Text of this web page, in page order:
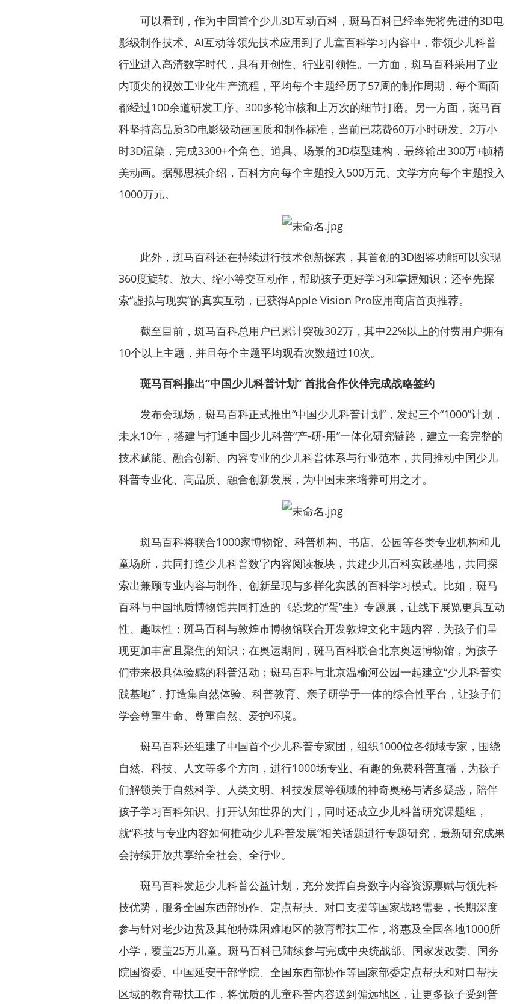
可以看到，作为中国首个少儿3D互动百科，斑马百科已经率先将先进的3D电
影级制作技术、AI互动等领先技术应用到了儿童百科学习内容中，带领少儿科普
行业进入高清数字时代，具有开创性、行业引领性。一方面，斑马百科采用了业
内顶尖的视效工业化生产流程，平均每个主题经历了57周的制作周期，每个画面
都经过100余道研发工序、300多轮审核和上万次的细节打磨。另一方面，斑马百
科坚持高品质3D电影级动画画质和制作标准，当前已花费60万小时研发、2万小
时3D渲染，完成3300+个角色、道具、场景的3D模型建构，最终输出300万+帧精
美动画。据郭思祺介绍，百科方向每个主题投入500万元、文学方向每个主题投入
1000万元。
此外，斑马百科还在持续进行技术创新探索，其首创的3D图鉴功能可以实现
360度旋转、放大、缩小等交互动作，帮助孩子更好学习和掌握知识；还率先探
索“虚拟与现实”的真实互动，已获得Apple Vision Pro应用商店首页推荐。
截至目前，斑马百科总用户已累计突破302万，其中22%以上的付费用户拥有
10个以上主题，并且每个主题平均观看次数超过10次。
斑马百科推出“中国少儿科普计划” 首批合作伙伴完成战略签约
发布会现场，斑马百科正式推出“中国少儿科普计划”，发起三个“1000”计划，
未来10年，搭建与打通中国少儿科普“产-研-用”一体化研究链路，建立一套完整的
技术赋能、融合创新、内容专业的少儿科普体系与行业范本，共同推动中国少儿
科普专业化、高品质、融合创新发展，为中国未来培养可用之才。
斑马百科将联合1000家博物馆、科普机构、书店、公园等各类专业机构和儿
童场所，共同打造少儿科普数字内容阅读板块，共建少儿百科实践基地，共同探
索出兼顾专业内容与制作、创新呈现与多样化实践的百科学习模式。比如，斑马
百科与中国地质博物馆共同打造的《恐龙的“蛋”生》专题展，让线下展览更具互动
性、趣味性；斑马百科与敦煌市博物馆联合开发敦煌文化主题内容，为孩子们呈
现更加丰富且聚焦的知识；在奥运期间，斑马百科联合北京奥运博物馆，为孩子
们带来极具体验感的科普活动；斑马百科与北京温榆河公园一起建立“少儿科普实
践基地”，打造集自然体验、科普教育、亲子研学于一体的综合性平台，让孩子们
学会尊重生命、尊重自然、爱护环境。
斑马百科还组建了中国首个少儿科普专家团，组织1000位各领域专家，围绕
自然、科技、人文等多个方向，进行1000场专业、有趣的免费科普直播，为孩子
们解锁关于自然科学、人类文明、科技发展等领域的神奇奥秘与诸多疑惑，陪伴
孩子学习百科知识、打开认知世界的大门，同时还成立少儿科普研究课题组，
就“科技与专业内容如何推动少儿科普发展”相关话题进行专题研究，最新研究成果
会持续开放共享给全社会、全行业。
斑马百科发起少儿科普公益计划，充分发挥自身数字内容资源禀赋与领先科
技优势，服务全国东西部协作、定点帮扶、对口支援等国家战略需要，长期深度
参与针对老少边贫及其他特殊困难地区的教育帮扶工作，将惠及全国各地1000所
小学，覆盖25万儿童。斑马百科已陆续参与完成中央统战部、国家发改委、国务
院国资委、中国延安干部学院、全国东西部协作等国家部委定点帮扶和对口帮扶
区域的教育帮扶工作，将优质的儿童科普内容送到偏远地区，让更多孩子受到普